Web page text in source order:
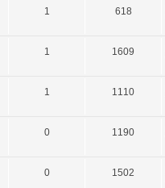
1 618
1 1609
1 1110
0 1190
0 1502